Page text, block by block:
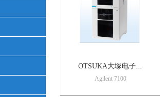
OTSUKA大塚电子...
Agilent 7100